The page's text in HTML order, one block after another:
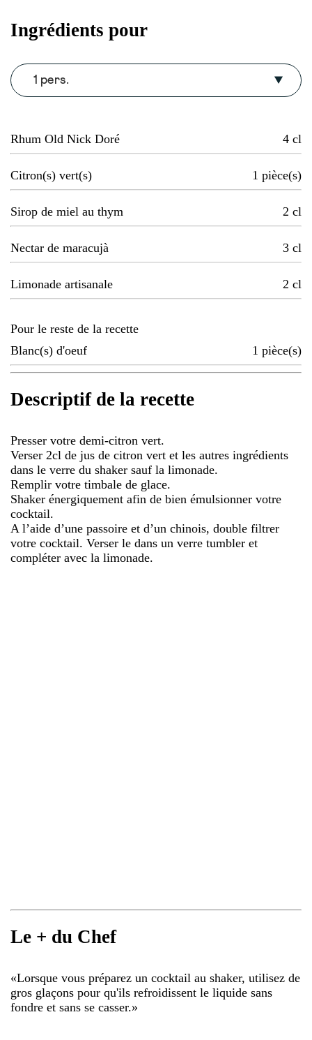
Ingrédients pour
1 pers.
Rhum Old Nick Doré 4 cl
Citron(s) vert(s) 1 pièce(s)
Sirop de miel au thym 2 cl
Nectar de maracujà 3 cl
Limonade artisanale 2 cl
Pour le reste de la recette
Blanc(s) d'oeuf
1 pièce(s)
Descriptif de la recette
Presser votre demi-citron vert.
Verser 2cl de jus de citron vert et les autres ingrédients
dans le verre du shaker sauf la limonade.
Remplir votre timbale de glace.
Shaker énergiquement afin de bien émulsionner votre
cocktail.
A l’aide d’une passoire et d’un chinois, double filtrer
votre cocktail. Verser le dans un verre tumbler et
compléter avec la limonade.
Le + du Chef
«Lorsque vous préparez un cocktail au shaker, utilisez de
gros glaçons pour qu'ils refroidissent le liquide sans
fondre et sans se casser.»